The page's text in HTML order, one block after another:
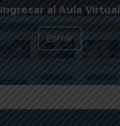
Ingresar al Aula Virtual
Entrar